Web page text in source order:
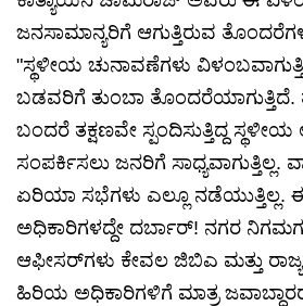
ಜನಸಾಮಾನ್ಯರಿಗೆ ಆಗುತ್ತಿರುವ
"ಸ್ಥಳೀಯ ಚುನಾವಣೆಗಳು
ಬಡವರಿಗೆ ತುಂಬಾ
ಬಂದರೆ ತಕ್ಷಣವೇ ಸ್ಪಂದಿಸುತ್ತಿದ್ದ
ಸಂಪರ್ಕಿಸಲು ಜನರಿಗೆ
ಏರಿಯಾ ಸಭೆಗಳು ಎಲ್ಲೂ ನಡೆಯುತ್ತಿಲ್ಲ.
ಅಧಿಕಾರಿಗಳದ್ದೇ ದರ್ಬಾರ್! ನಗರ
ಆಫೀಸರ್‌ಗಳು ಕೇವಲ ಜಿಬಿಎ ಮತ್ತು
ಹಿರಿಯ ಅಧಿಕಾರಿಗಳಿಗೆ ಮಾತ್ರ